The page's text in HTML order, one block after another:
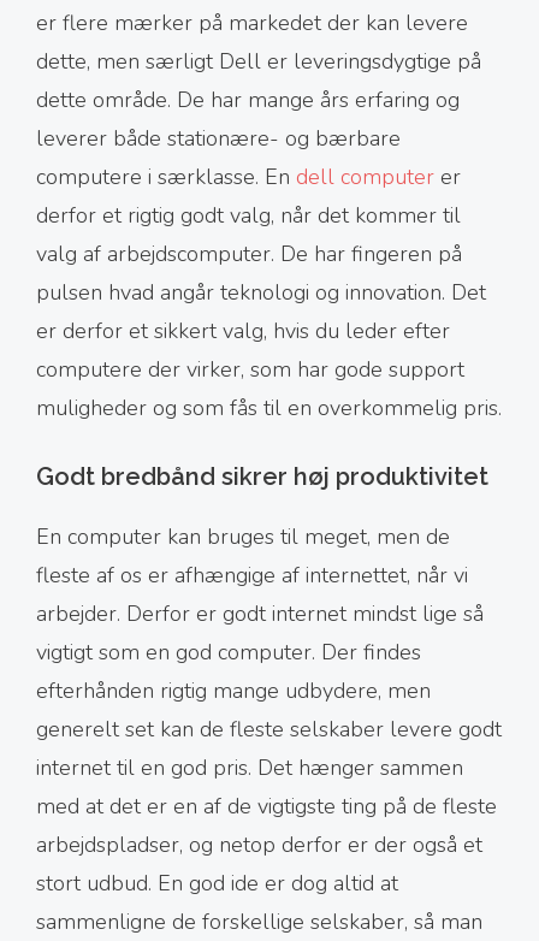
er flere mærker på markedet der kan levere
dette, men særligt Dell er leveringsdygtige på
dette område. De har mange års erfaring og
leverer både stationære- og bærbare
computere i særklasse. En dell computer er
derfor et rigtig godt valg, når det kommer til
valg af arbejdscomputer. De har fingeren på
pulsen hvad angår teknologi og innovation. Det
er derfor et sikkert valg, hvis du leder efter
computere der virker, som har gode support
muligheder og som fås til en overkommelig pris.
Godt bredbånd sikrer høj produktivitet
En computer kan bruges til meget, men de
fleste af os er afhængige af internettet, når vi
arbejder. Derfor er godt internet mindst lige så
vigtigt som en god computer. Der findes
efterhånden rigtig mange udbydere, men
generelt set kan de fleste selskaber levere godt
internet til en god pris. Det hænger sammen
med at det er en af de vigtigste ting på de fleste
arbejdspladser, og netop derfor er der også et
stort udbud. En god ide er dog altid at
sammenligne de forskellige selskaber, så man